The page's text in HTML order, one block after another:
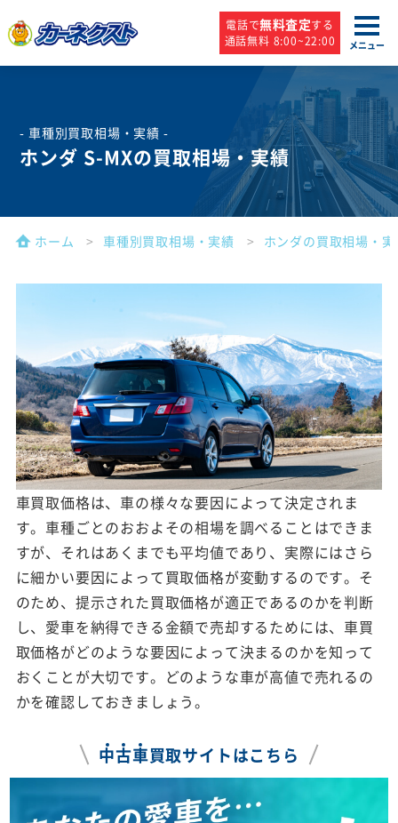
電話で無料査定する
通話無料 8:00~22:00
メニュー
- 車種別買取相場・実績 -
ホンダ S-MXの買取相場・実績
ホーム 車種別買取相場・実績 ホンダの買取相場・
車買取価格は、車の様々な要因によって決定されま
す。車種ごとのおおよその相場を調べることはできま
すが、それはあくまでも平均値であり、実際にはさら
に細かい要因によって買取価格が変動するのです。そ
のため、提示された買取価格が適正であるのかを判断
し、愛車を納得できる金額で売却するためには、車買
取価格がどのような要因によって決まるのかを知って
おくことが大切です。どのような車が高値で売れるの
かを確認しておきましょう。
中古車買取サイトはこちら